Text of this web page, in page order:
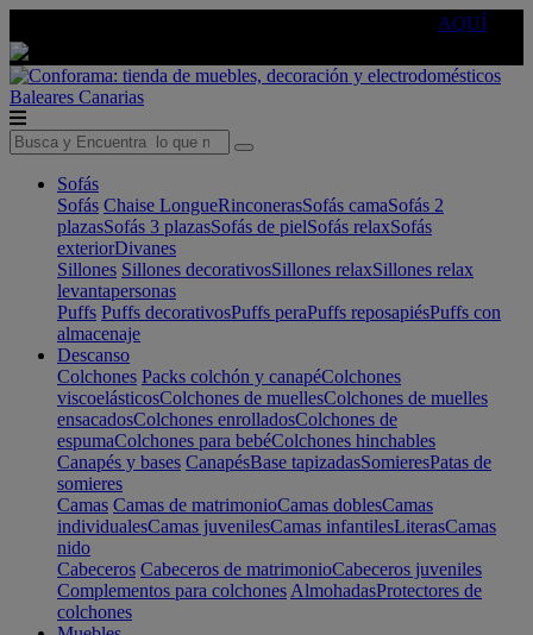
AQUÍ
Baleares Canarias
Sofás
Sofás Chaise LongueRinconerasSofás camaSofás 2
plazasSofás 3 plazasSofás de pielSofás relaxSofás
exteriorDivanes
Sillones Sillones decorativosSillones relaxSillones relax
levantapersonas
Puffs Puffs decorativosPuffs peraPuffs reposapiésPuffs con
almacenaje
Descanso
Colchones Packs colchón y canapéColchones
viscoelásticosColchones de muellesColchones de muelles
ensacadosColchones enrolladosColchones de
espumaColchones para bebéColchones hinchables
Canapés y bases CanapésBase tapizadasSomieresPatas de
somieres
Camas Camas de matrimonioCamas doblesCamas
individualesCamas juvenilesCamas infantilesLiterasCamas
nido
Cabeceros Cabeceros de matrimonioCabeceros juveniles
Complementos para colchones AlmohadasProtectores de
colchones